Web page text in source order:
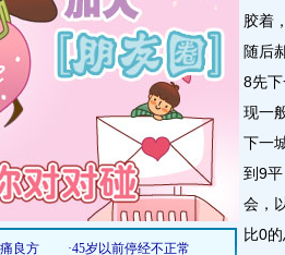
胶着
随后
8先
现一
下一
到9
会，
比0